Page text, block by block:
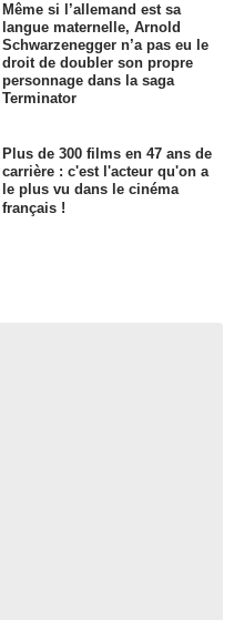
Même si l’allemand est sa
langue maternelle, Arnold
Schwarzenegger n’a pas eu le
droit de doubler son propre
personnage dans la saga
Terminator
Plus de 300 films en 47 ans de
carrière : c'est l'acteur qu'on a
le plus vu dans le cinéma
français !